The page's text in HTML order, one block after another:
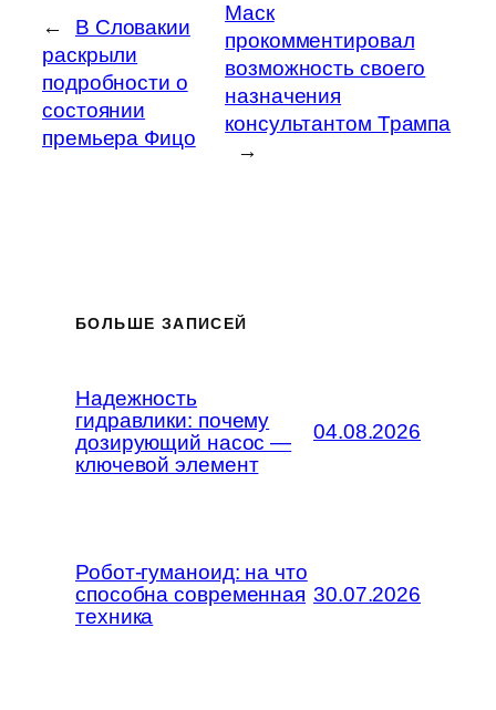
←
В Словакии
раскрыли
подробности о
состоянии
премьера Фицо
Маск
прокомментировал
возможность своего
назначения
консультантом Трампа
→
БОЛЬШЕ ЗАПИСЕЙ
Надежность
гидравлики: почему
дозирующий насос —
ключевой элемент
04.08.2026
Робот-гуманоид: на что
способна современная
техника
30.07.2026